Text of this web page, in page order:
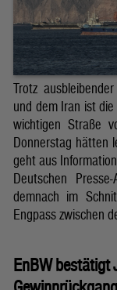
Trotz
und dem Iran ist
wichtigen Straße
Donnerstag hätten
geht aus
Deutschen
demnach im
Engpass zwischen
EnBW bestätigt